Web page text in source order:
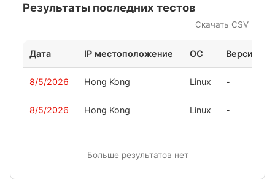
Результаты последних тестов
Скачать CSV
Дата IP местоположение ОС Версия
8/5/2026 Hong Kong Linux -
8/5/2026 Hong Kong Linux -
Больше результатов нет